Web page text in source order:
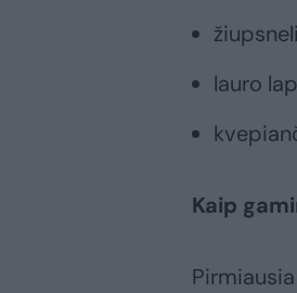
lauro
Kaip